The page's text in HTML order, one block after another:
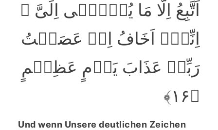
اَتَّبِعُ اِلَّا مَا یُوۡحٰۤی اِلَیَّ ۚ
اِنِّیۡۤ اَخَافُ اِنۡ عَصَیۡتُ
رَبِّیۡ عَذَابَ یَوۡمٍ عَظِیۡمٍ
﴿۱۶﴾
Und wenn Unsere deutlichen Zeichen